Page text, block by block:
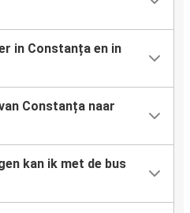
in Constanța en in
Constanța naar
kan ik met de bus